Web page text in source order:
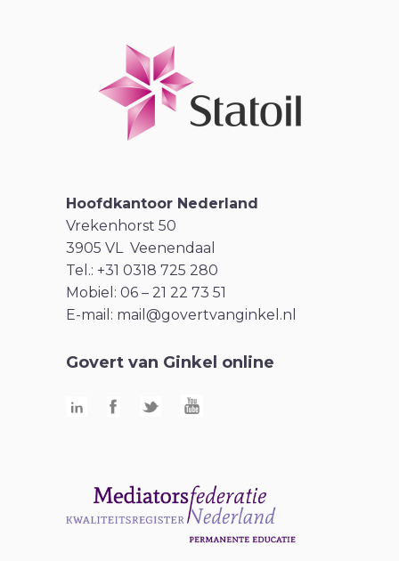
Hoofdkantoor Nederland
Vrekenhorst 50
3905 VL Veenendaal
Tel.: +31 0318 725 280
Mobiel: 06 – 21 22 73 51
E-mail: mail@govertvanginkel.nl
Govert van Ginkel online